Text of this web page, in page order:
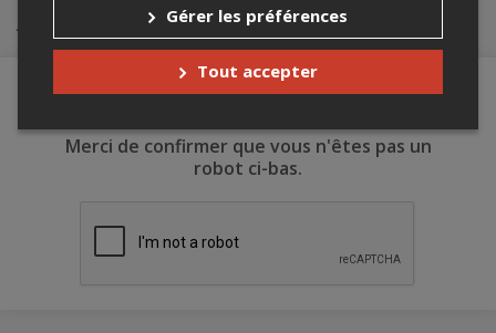
Achat de billets
Merci de confirmer que vous n'êtes pas un
robot ci-bas.
Gérer les préférences
Tout accepter